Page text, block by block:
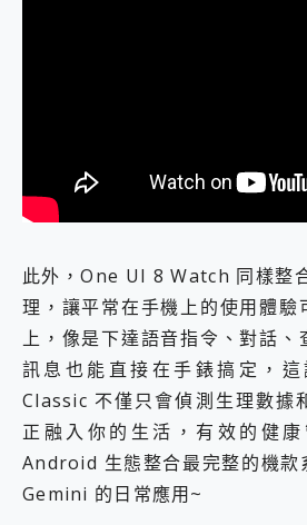
此外，One UI 8 Watch 同樣整
理，讓平常在手機上的使用體驗
上，像是下達語音指令、對話、
訊息也能直接在手錶搞定，
Classic 不僅只會偵測生理數據
正融入你的生活，有效的健
Android 生態整合最完整的機款
Gemini 的日常應用~